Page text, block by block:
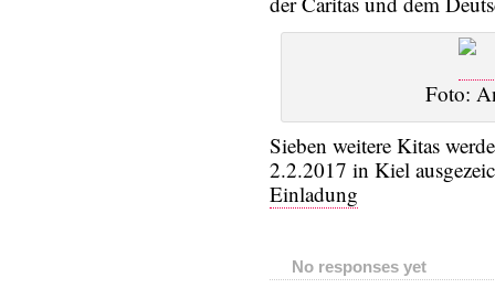
Foto:
Sieben weitere Kitas
2.2.2017 in Kiel
Einladung
No responses yet